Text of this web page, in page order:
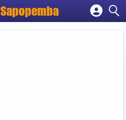
Sapopemba
Cadastrar empresa